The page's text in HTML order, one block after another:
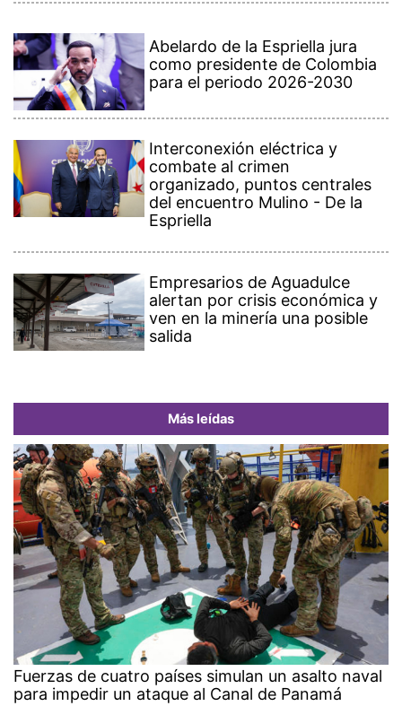
Abelardo de la Espriella jura
como presidente de Colombia
para el periodo 2026-2030
Interconexión eléctrica y
combate al crimen
organizado, puntos centrales
del encuentro Mulino - De la
Espriella
Empresarios de Aguadulce
alertan por crisis económica y
ven en la minería una posible
salida
Más leídas
Fuerzas de cuatro países simulan un asalto naval
para impedir un ataque al Canal de Panamá